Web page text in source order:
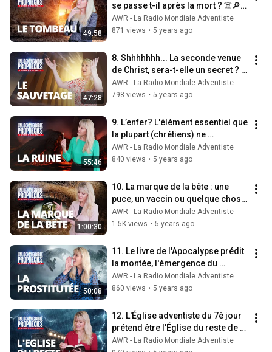
49:58
se passe t-il après la mort ? ☠️🔎
😴
AWR - La Radio Mondiale Adventiste
871 views • 5 years ago
47:28
8. Shhhhhhh... La seconde venue
de Christ, sera-t-elle un secret ?
Découvre la vérité !
AWR - La Radio Mondiale Adventiste
798 views • 5 years ago
55:46
9. L’enfer? L'élément essentiel que
la plupart (chrétiens) ne
comprennent pas sur
l’Enfer/Millénium🔥
AWR - La Radio Mondiale Adventiste
840 views • 5 years ago
1:00:30
10. La marque de la bête : une
puce, un vaccin ou quelque chose
de complètement différent ?
AWR - La Radio Mondiale Adventiste
1.5K views • 5 years ago
50:08
11. Le livre de l'Apocalypse prédit
la montée, l'émergence du
protestantisme ⛪️
AWR - La Radio Mondiale Adventiste
860 views • 5 years ago
12. L'Église adventiste du 7è jour
prétend être l'Église du reste de la
prophétie. Est-ce vrai ? ⛪️
AWR - La Radio Mondiale Adventiste